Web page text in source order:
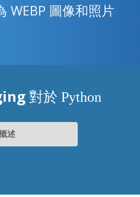
WEBP 圖像和照片
對於 Python
述